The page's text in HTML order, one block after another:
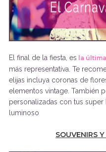
El final de la fiesta, es la
más representativa. Te
elijas incluya coronas de
elementos vintage. También
personalizadas con tus
luminoso
SOUVENIRS